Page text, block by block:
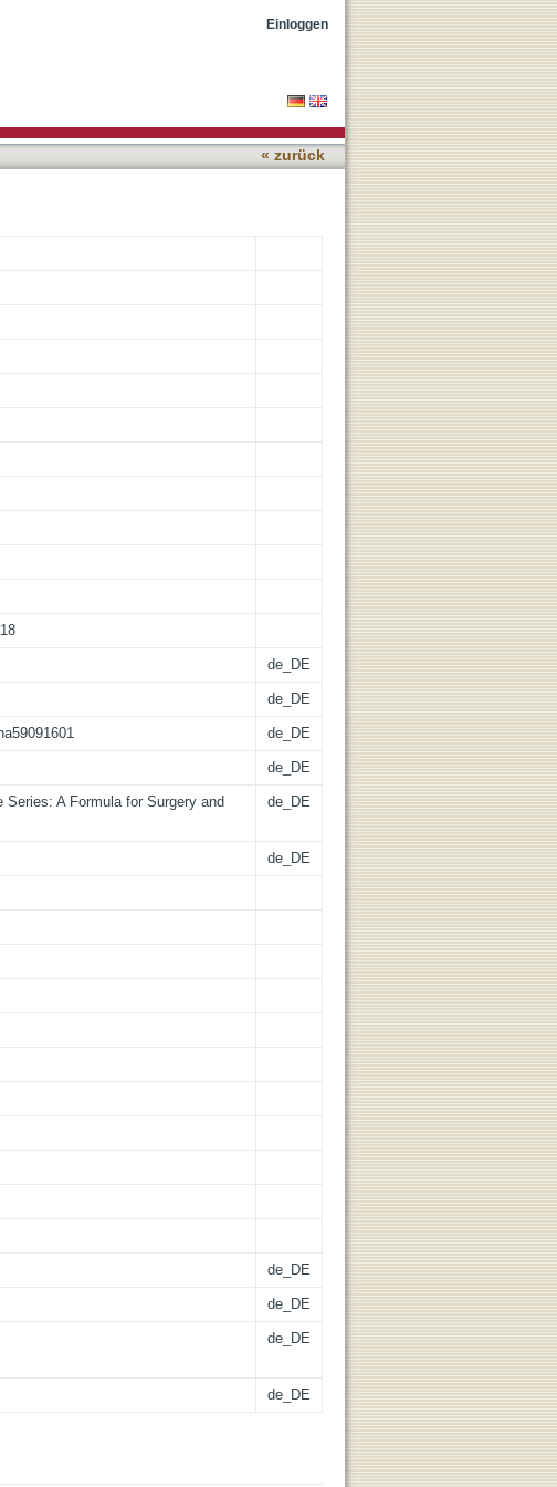
Einloggen
« zurück
de_DE
de_DE
de_DE
de_DE
A Formula for Surgery and
de_DE
de_DE
de_DE
de_DE
de_DE
de_DE